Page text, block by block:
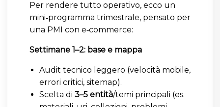
Per rendere tutto operativo, ecco un
mini‑programma trimestrale, pensato per
una PMI con e‑commerce:
Settimane 1–2: base e mappa
Audit tecnico leggero (velocità mobile,
errori critici, sitemap).
Scelta di 3–5 entità/temi principali (es.